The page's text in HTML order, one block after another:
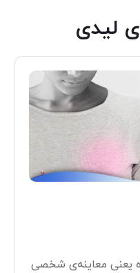
لیدی
یعنی معاینه‌ی شخصی